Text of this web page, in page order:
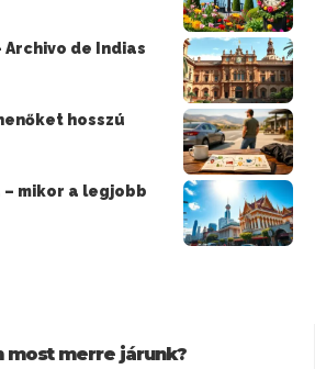
de Indias
hosszú
mikor a legjobb
most merre járunk?